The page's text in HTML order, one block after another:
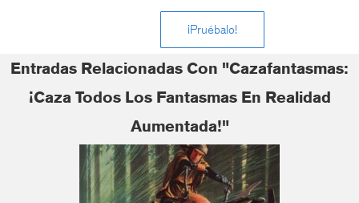
¡Pruébalo!
Entradas Relacionadas Con "Cazafantasmas:
¡caza Todos Los Fantasmas En Realidad
Aumentada!"